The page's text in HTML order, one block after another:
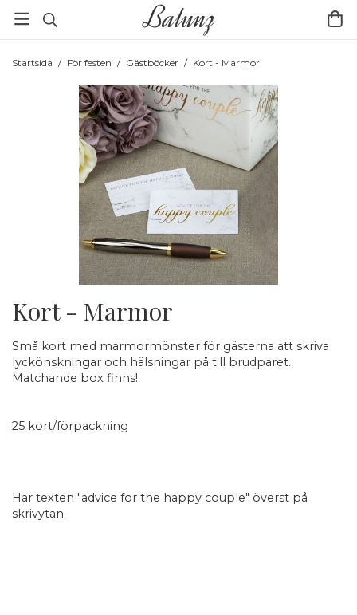
Startsida / För festen / Gästböcker / Kort - Marmor
Kort - Marmor
Små kort med marmormönster för gästerna att skriva
lyckönskningar och hälsningar på till brudparet.
Matchande box finns!
25 kort/förpackning
Har texten "advice for the happy couple" överst på
skrivytan.